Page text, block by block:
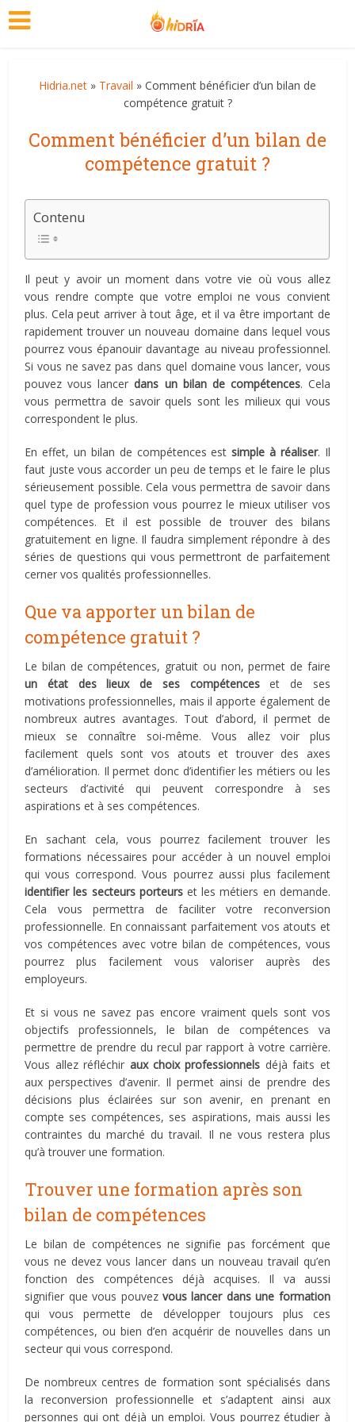
Hidria.net » Travail » Comment bénéficier d’un bilan de
compétence gratuit ?
Comment bénéficier d’un bilan de
compétence gratuit ?
Contenu
Il peut y avoir un moment dans votre vie où vous allez
vous rendre compte que votre emploi ne vous convient
plus. Cela peut arriver à tout âge, et il va être important de
rapidement trouver un nouveau domaine dans lequel vous
pourrez vous épanouir davantage au niveau professionnel.
Si vous ne savez pas dans quel domaine vous lancer, vous
pouvez vous lancer dans un bilan de compétences. Cela
vous permettra de savoir quels sont les milieux qui vous
correspondent le plus.
En effet, un bilan de compétences est simple à réaliser. Il
faut juste vous accorder un peu de temps et le faire le plus
sérieusement possible. Cela vous permettra de savoir dans
quel type de profession vous pourrez le mieux utiliser vos
compétences. Et il est possible de trouver des bilans
gratuitement en ligne. Il faudra simplement répondre à des
séries de questions qui vous permettront de parfaitement
cerner vos qualités professionnelles.
Que va apporter un bilan de
compétence gratuit ?
Le bilan de compétences, gratuit ou non, permet de faire
un état des lieux de ses compétenceset de ses
motivations professionnelles, mais il apporte également de
nombreux autres avantages. Tout d’abord, il permet de
mieux se connaître soi-même. Vous allez voir plus
facilement quels sont vos atouts et trouver des axes
d’amélioration. Il permet donc d’identifier les métiers ou les
secteurs d’activité qui peuvent correspondre à ses
aspirations et à ses compétences.
En sachant cela, vous pourrez facilement trouver les
formations nécessaires pour accéder à un nouvel emploi
qui vous correspond. Vous pourrez aussi plus facilement
identifier les secteurs porteurset les métiers en demande.
Cela vous permettra de faciliter votre reconversion
professionnelle. En connaissant parfaitement vos atouts et
vos compétences avec votre bilan de compétences, vous
pourrez plus facilement vous valoriser auprès des
employeurs.
Et si vous ne savez pas encore vraiment quels sont vos
objectifs professionnels, le bilan de compétences va
permettre de prendre du recul par rapport à votre carrière.
Vous allez réfléchir aux choix professionnels déjà faits et
aux perspectives d’avenir. Il permet ainsi de prendre des
décisions plus éclairées sur son avenir, en prenant en
compte ses compétences, ses aspirations, mais aussi les
contraintes du marché du travail. Il ne vous restera plus
qu’à trouver une formation.
Trouver une formation après son
bilan de compétences
Le bilan de compétences ne signifie pas forcément que
vous ne devez vous lancer dans un nouveau travail qu’en
fonction des compétences déjà acquises. Il va aussi
signifier que vous pouvez vous lancer dans une formation
qui vous permette de développer toujours plus ces
compétences, ou bien d’en acquérir de nouvelles dans un
secteur qui vous correspond.
De nombreux centres de formation sont spécialisés dans
la reconversion professionnelle et s’adaptent ainsi aux
personnes qui ont déjà un emploi. Vous pourrez étudier à